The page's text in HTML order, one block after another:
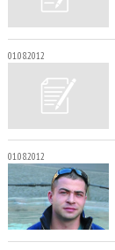
01.08.2012
01.08.2012